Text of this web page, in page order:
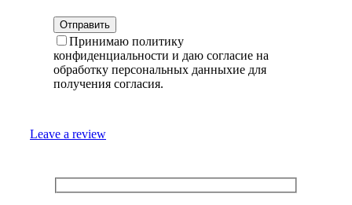
Принимаю политику
конфиденциальности и даю согласие на
обработку персональных данныхие для
получения согласия.
Leave a review